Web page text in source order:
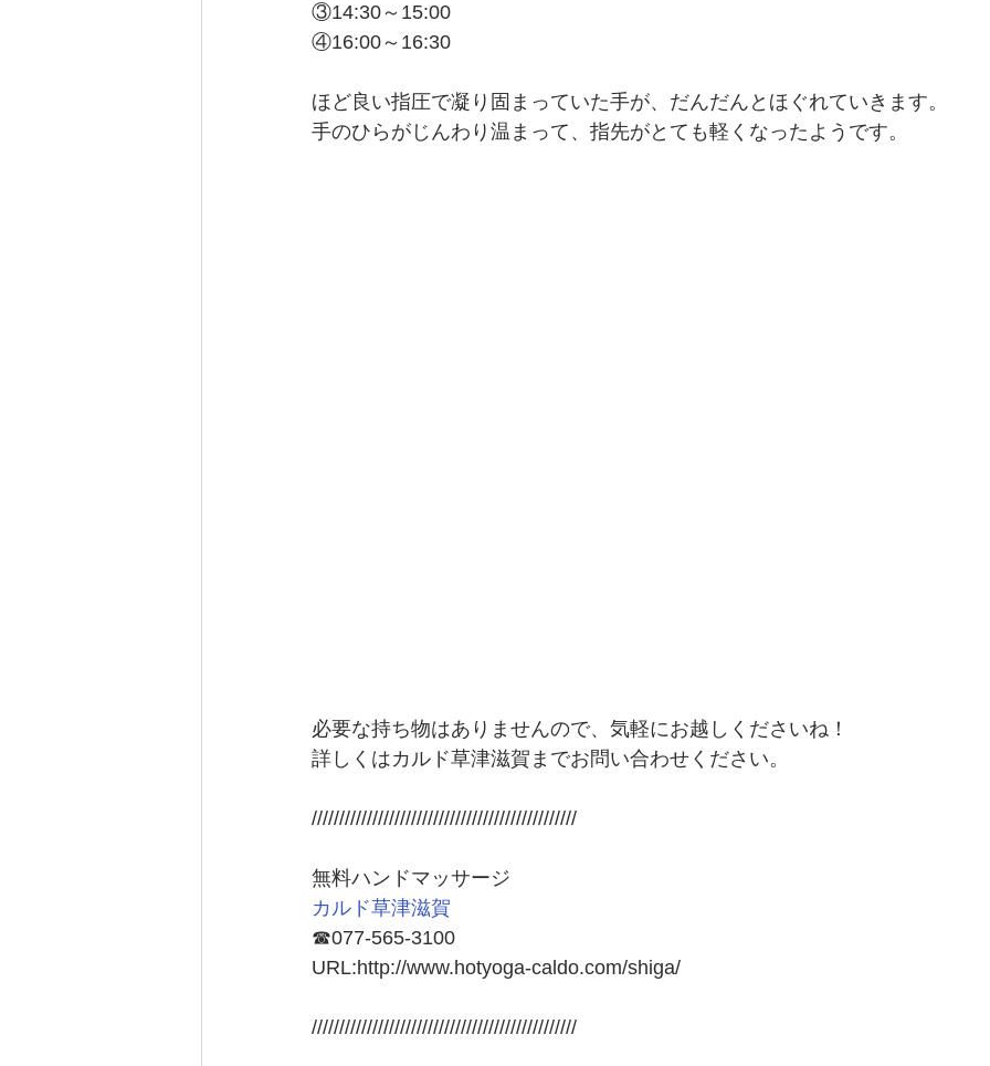
③14:30～15:00
④16:00～16:30
ほど良い指圧で凝り固まっていた手が、だんだんとほぐれていきます。
手のひらがじんわり温まって、指先がとても軽くなったようです。
必要な持ち物はありませんので、気軽にお越しくださいね！
詳しくはカルド草津滋賀までお問い合わせください。
////////////////////////////////////////////////
無料ハンドマッサージ
カルド草津滋賀
☎077-565-3100
URL:http://www.hotyoga-caldo.com/shiga/
////////////////////////////////////////////////